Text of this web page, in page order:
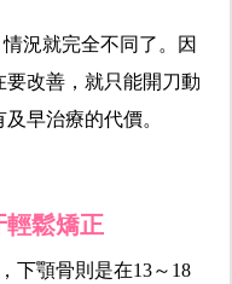
況就完全不同了。因
改善，就只能開刀動
早治療的代價。
輕鬆矯正
下顎骨則是在13～18